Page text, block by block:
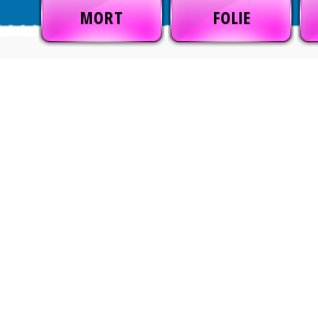
MORT FOLIE